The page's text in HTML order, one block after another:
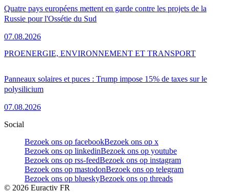
Quatre pays européens mettent en garde contre les projets de la
Russie pour l'Ossétie du Sud
07.08.2026
Panneaux solaires et puces : Trump impose 15% de taxes sur le
polysilicium
07.08.2026
PROENERGIE, ENVIRONNEMENT ET TRANSPORT
Social
Bezoek ons op facebookBezoek ons op x
Bezoek ons op linkedinBezoek ons op youtube
Bezoek ons op rss-feedBezoek ons op instagram
Bezoek ons op mastodonBezoek ons op telegram
Bezoek ons op blueskyBezoek ons op threads
© 2026 Euractiv FR